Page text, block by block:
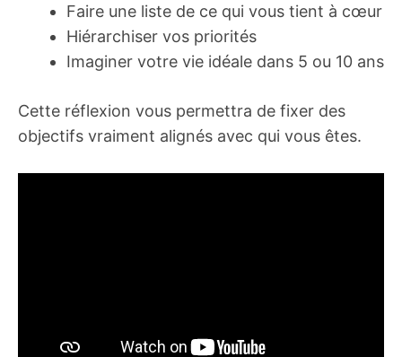
Faire une liste de ce qui vous tient à cœur
Hiérarchiser vos priorités
Imaginer votre vie idéale dans 5 ou 10 ans
Cette réflexion vous permettra de fixer des
objectifs vraiment alignés avec qui vous êtes.